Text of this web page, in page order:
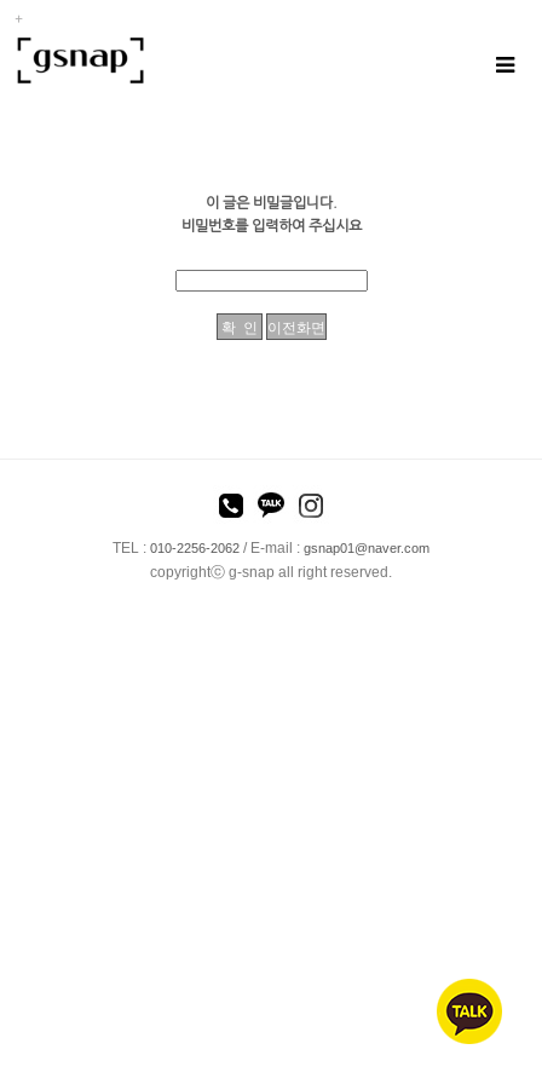
이 글은 비밀글입니다.
비밀번호를 입력하여 주십시요
TEL : 010-2256-2062 / E-mail : gsnap01@naver.com
copyrightⓒ g-snap all right reserved.